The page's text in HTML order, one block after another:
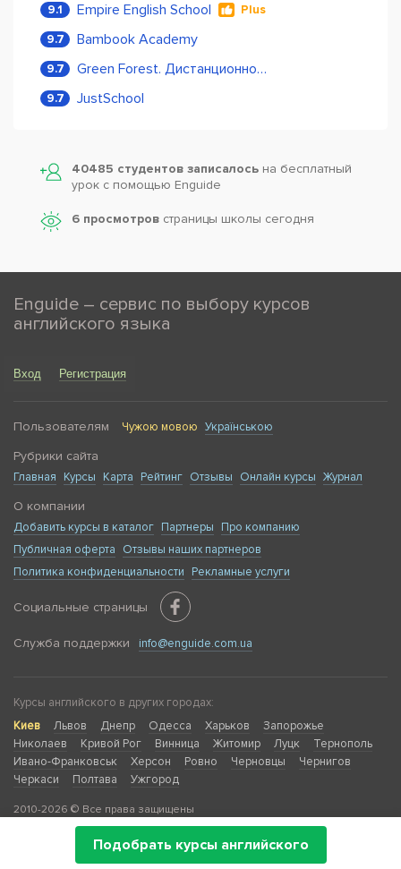
9.1 Empire English School Plus
9.7 Bambook Academy
9.7 Green Forest. Дистанционное обучение
9.7 JustSchool
40485 студентов записалось на бесплатный
урок с помощью Enguide
6 просмотров страницы школы сегодня
Подобрать курсы английского
Enguide – сервис по выбору курсов
английского языка
Вход Регистрация
Пользователям Чужою мовою Українською
Рубрики сайта
Главная Курсы Карта Рейтинг Отзывы Онлайн курсы Журнал
О компании
Добавить курсы в каталог Партнеры
Про компанию
Публичная оферта
Отзывы наших партнеров
Политика конфиденциальности
Рекламные услуги
Социальные страницы
Служба поддержки info@enguide.com.ua
Курсы английского в других городах:
Киев
Львов Днепр Одесса Харьков
Запорожье
Николаев
Кривой Рог Винница Житомир Луцк
Тернополь
Ивано-Франковськ
Херсон Ровно Черновцы
Чернигов
Черкаси
Полтава Ужгород
2010-2026 © Все права защищены